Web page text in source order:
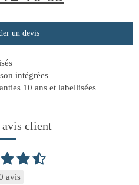
un devis
intégrées
10 ans et labellisées
client
avis